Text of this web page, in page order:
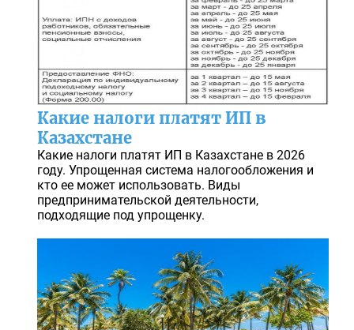
Какие налоги платят ИП в
Казахстане
Какие налоги платят ИП в Казахстане в 2026
году. Упрощенная система налогообложения и
кто ее может использовать. Виды
предпринимательской деятельности,
подходящие под упрощенку.